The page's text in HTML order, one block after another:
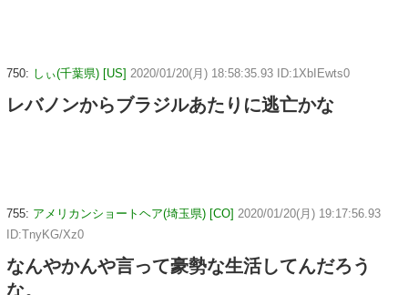
750: しぃ(千葉県) [US] 2020/01/20(月) 18:58:35.93 ID:1XbIEwts0
レバノンからブラジルあたりに逃亡かな
755: アメリカンショートヘア(埼玉県) [CO] 2020/01/20(月) 19:17:56.93
ID:TnyKG/Xz0
なんやかんや言って豪勢な生活してんだろう
な。